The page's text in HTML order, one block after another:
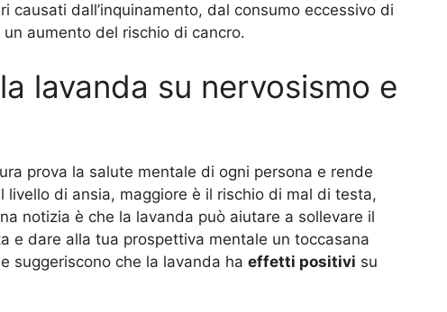
causati dall’inquinamento, dal consumo eccessivo di
aumento del rischio di cancro.
lavanda su nervosismo e
prova la salute mentale di ogni persona e rende
livello di ansia, maggiore è il rischio di mal di testa,
notizia è che la lavanda può aiutare a sollevare il
e dare alla tua prospettiva mentale un toccasana
suggeriscono che la lavanda ha effetti positivi su